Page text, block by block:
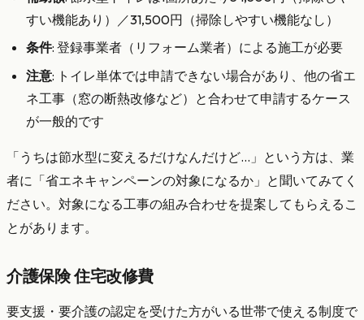
すい機能あり）／31,500円（掃除しやすい機能なし）
条件: 登録事業者（リフォーム業者）による施工が必要
注意: トイレ単体では申請できない場合があり、他の省エ
ネ工事（窓の断熱改修など）と合わせて申請するケース
が一般的です
「うちは節水型に変えるだけなんだけど…」という方は、業
者に「省エネキャンペーンの対象になるか」と聞いてみてく
ださい。対象になる工事の組み合わせを提案してもらえるこ
とがあります。
介護保険 住宅改修費
要支援・要介護の認定を受けた方がいる世帯で使える制度で